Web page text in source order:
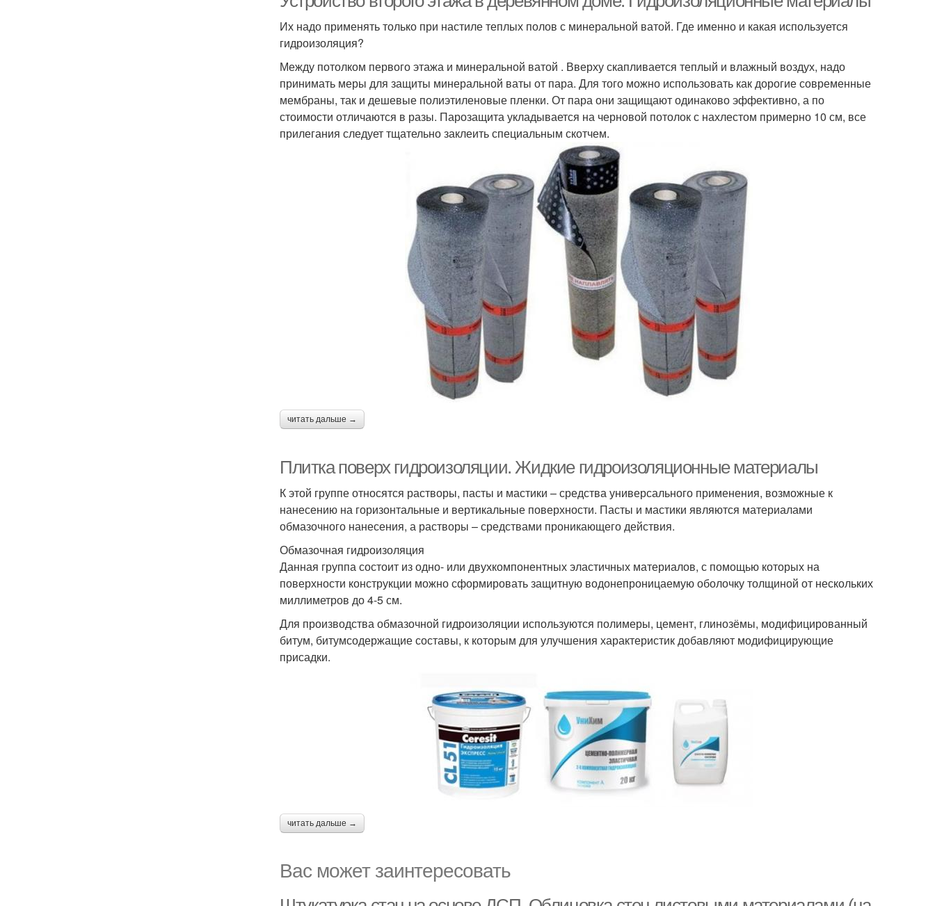
Их надо применять только при настиле теплых полов с минеральной ватой. Где именно и какая используется
гидроизоляция?
Между потолком первого этажа и минеральной ватой . Вверху скапливается теплый и влажный воздух, надо
принимать меры для защиты минеральной ваты от пара. Для того можно использовать как дорогие современные
мембраны, так и дешевые полиэтиленовые пленки. От пара они защищают одинаково эффективно, а по
стоимости отличаются в разы. Парозащита укладывается на черновой потолок с нахлестом примерно 10 см, все
прилегания следует тщательно заклеить специальным скотчем.
читать дальше →
Плитка поверх гидроизоляции. Жидкие гидроизоляционные материалы
К этой группе относятся растворы, пасты и мастики – средства универсального применения, возможные к
нанесению на горизонтальные и вертикальные поверхности. Пасты и мастики являются материалами
обмазочного нанесения, а растворы – средствами проникающего действия.
Обмазочная гидроизоляция
Данная группа состоит из одно- или двухкомпонентных эластичных материалов, с помощью которых на
поверхности конструкции можно сформировать защитную водонепроницаемую оболочку толщиной от нескольких
миллиметров до 4-5 см.
Для производства обмазочной гидроизоляции используются полимеры, цемент, глинозёмы, модифицированный
битум, битумсодержащие составы, к которым для улучшения характеристик добавляют модифицирующие
присадки.
читать дальше →
Вас может заинтересовать